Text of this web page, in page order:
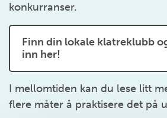
konkurranser.
Finn din lokale klatreklubb
inn her!
I mellomtiden kan du lese litt
flere måter å praktisere det på